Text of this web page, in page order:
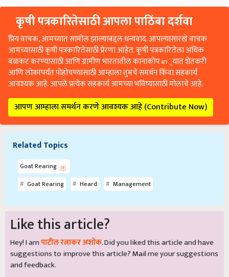
कृषी पत्रकारितेसाठी आपला पाठिंबा दर्शवा
प्रिय वाचक, आमच्यात सामील झाल्याबद्दल धन्यवाद. आपल्यासारखे वाचक
आमच्यासाठी कृषी पत्रकारितेसाठी प्रेरणा आहेत. कृषी पत्रकारितेला अधिक
बळकट करण्यासाठी आणि ग्रामीण भारतातील कानाकोप in्यात शेतकरी
आणि लोकांपर्यंत पोहोचण्यासाठी आम्हाला तुमचे समर्थन किंवा सहकार्य
आवश्यक आहे. आपले प्रत्येक सहकार्य आमच्या भविष्यासाठी मोलाचे आहे.
आपण आम्हाला समर्थन करणे आवश्यक आहे (Contribute Now)
Related Topics
Goat Rearing
Goat Rearing
Heard Management
Like this article?
Hey! I amपाटील रत्नाकर अशोक. Did you liked this article and have
suggestions to improve this article?Mailme your suggestions
and feedback.